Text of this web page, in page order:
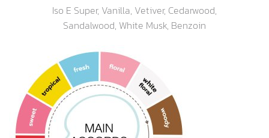
Iso E Super, Vanilla, Vetiver, Cedarwood,
Sandalwood, White Musk, Benzoin